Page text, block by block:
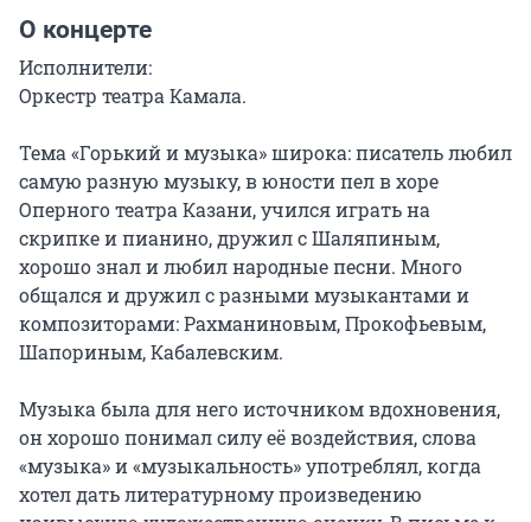
О концерте
Исполнители:
Оркестр театра Камала.
Тема «Горький и музыка» широка: писатель любил
самую разную музыку, в юности пел в хоре
Оперного театра Казани, учился играть на
скрипке и пианино, дружил с Шаляпиным,
хорошо знал и любил народные песни. Много
общался и дружил с разными музыкантами и
композиторами: Рахманиновым, Прокофьевым,
Шапориным, Кабалевским.
Музыка была для него источником вдохновения,
он хорошо понимал силу её воздействия, слова
«музыка» и «музыкальность» употреблял, когда
хотел дать литературному произведению